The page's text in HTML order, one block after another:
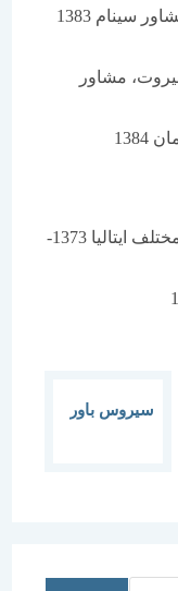
1383
مشاور
نمايشگاه فردي آبرنگ در شهرهاي مختلف ايتاليا 1373-
باور